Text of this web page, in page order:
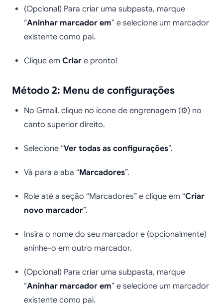
(Opcional) Para criar uma subpasta, marque
“Aninhar marcador em” e selecione um marcador
existente como pai.
Clique em Criar e pronto!
Método 2: Menu de configurações
No Gmail, clique no ícone de engrenagem (⚙️) no
canto superior direito.
Selecione “Ver todas as configurações”.
Vá para a aba “Marcadores”.
Role até a seção “Marcadores” e clique em “Criar
novo marcador”.
Insira o nome do seu marcador e (opcionalmente)
aninhe-o em outro marcador.
(Opcional) Para criar uma subpasta, marque
“Aninhar marcador em” e selecione um marcador
existente como pai.